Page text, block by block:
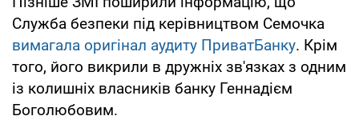
Служба безпеки під керівництвом Семочка
вимагала оригінал аудиту ПриватБанку. Крім
того, його викрили в дружніх зв'язках з одним
із колишніх власників банку Геннадієм
Боголюбовим.